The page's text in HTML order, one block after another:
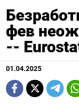
фев
--
01.04.2025